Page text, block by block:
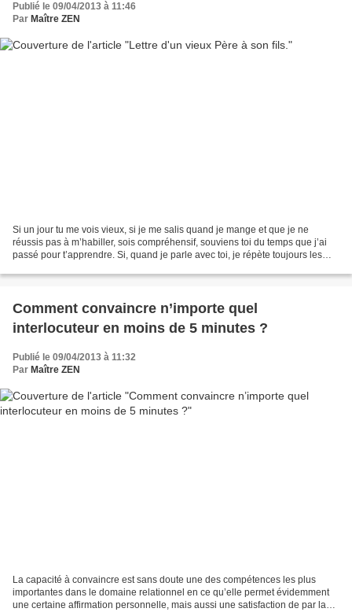
Publié le 09/04/2013 à 11:46
Par Maître ZEN
Si un jour tu me vois vieux, si je me salis quand je mange et que je ne
réussis pas à m’habiller, sois compréhensif, souviens toi du temps que j’ai
passé pour t’apprendre. Si, quand je parle avec toi, je répète toujours les
Comment convaincre n’importe quel
interlocuteur en moins de 5 minutes ?
Publié le 09/04/2013 à 11:32
Par Maître ZEN
La capacité à convaincre est sans doute une des compétences les plus
importantes dans le domaine relationnel en ce qu’elle permet évidemment
une certaine affirmation personnelle, mais aussi une satisfaction de par la